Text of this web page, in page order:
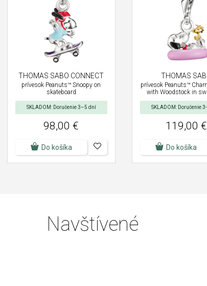
THOMAS SABO CONNECT
prívesok Peanuts™ Snoopy on
skateboard
SKLADOM: Doručenie 3–5 dní
98,00 €
Do košíka
THOMAS
prívesok Peanuts™
with Woodstock in
SKLADOM: Doručenie
119,00 €
Do košíka
Navštívené